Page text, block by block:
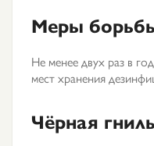
Меры
Не менее двух раз в
мест хранения
Чёрная гниль